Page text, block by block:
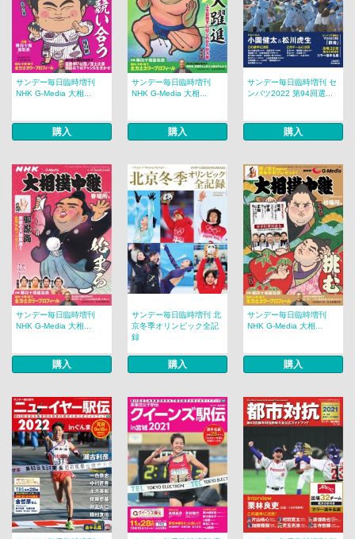
サンデー毎日臨時増刊
NHK G-Media 大相...
購入
サンデー毎日臨時増刊
NHK G-Media 大相...
購入
サンデー毎日臨時増刊 セ
ンバツ2022 第94回選...
購入
サンデー毎日臨時増刊
NHK G-Media 大相...
購入
サンデー毎日臨時増刊 北
京冬季オリンピック全記
録
購入
サンデー毎日臨時増刊
NHK G-Media 大相...
購入